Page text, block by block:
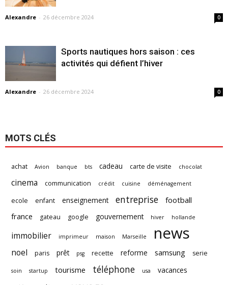
Alexandre - 26 décembre 2024 0
Sports nautiques hors saison : ces
activités qui défient l’hiver
Alexandre - 26 décembre 2024 0
MOTS CLÉS
achat Avion banque bts cadeau carte de visite chocolat
cinema communication crédit cuisine déménagement
ecole enfant enseignement entreprise
football
france
gateau google gouvernement hiver hollande
immobilier imprimeur maison Marseille news
noel paris prêt psg recette reforme samsung serie
soin startup tourisme téléphone usa
vacances